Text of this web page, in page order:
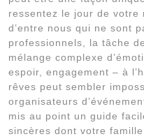
ressentez le jour de votre
d’entre nous qui ne sont
professionnels, la tâche
mélange complexe
espoir, engagement – à
rêves peut sembler
organisateurs
mis au point un guide
sincères dont votre